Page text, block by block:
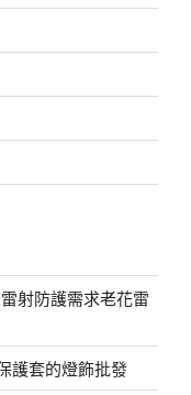
射防護需求老花雷
護套的燈飾批發